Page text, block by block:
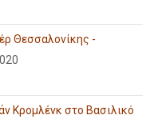
Θεσσαλονίκης -
Κρομλένκ στο Βασιλικό